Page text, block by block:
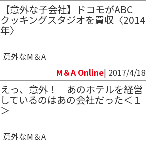
【意外な子会社】ドコモがABC
クッキングスタジオを買収〈2014
年〉
意外なM＆A
M＆A Online| 2017/4/18
えっ、意外！ あのホテルを経営
しているのはあの会社だった＜１
＞
意外なM＆A